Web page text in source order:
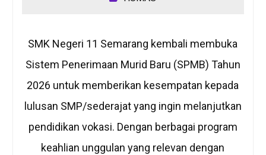
SMK Negeri 11 Semarang kembali membuka
Sistem Penerimaan Murid Baru (SPMB) Tahun
2026 untuk memberikan kesempatan kepada
lulusan SMP/sederajat yang ingin melanjutkan
pendidikan vokasi. Dengan berbagai program
keahlian unggulan yang relevan dengan